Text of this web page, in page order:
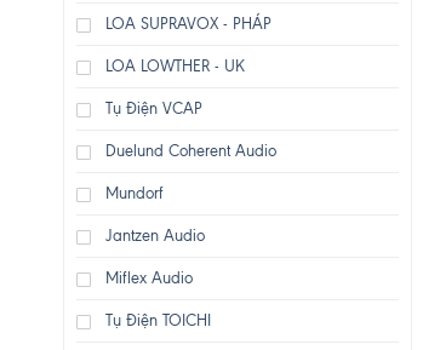
LOA SUPRAVOX - PHÁP
LOA LOWTHER - UK
Tụ Điện VCAP
Duelund Coherent Audio
Mundorf
Jantzen Audio
Miflex Audio
Tụ Điện TOICHI